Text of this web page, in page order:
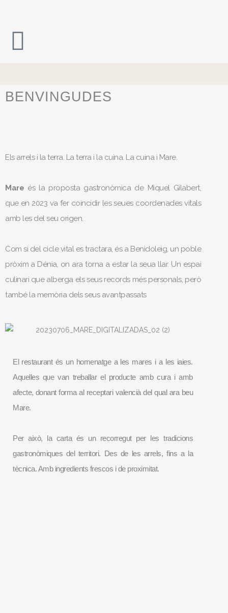
BENVINGUDES
Els arrels i la terra. La terra i la cuina. La cuina i Mare.
Mare és la proposta gastronòmica de Miquel Gilabert,
que en 2023 va fer coincidir les seues coordenades vitals
amb les del seu origen.
Com si del cicle vital es tractara, és a Benidoleig, un poble
pròxim a Dénia, on ara torna a estar la seua llar. Un espai
culinari que alberga els seus records més personals, però
també la memòria dels seus avantpassats
El restaurant és un homenatge a les mares i a les iaies.
Aquelles que van treballar el producte amb cura i amb
afecte, donant forma al receptari valencià del qual ara beu
Mare.
Per això, la carta és un recorregut per les tradicions
gastronòmiques del territori. Des de les arrels, fins a la
tècnica. Amb ingredients frescos i de proximitat.